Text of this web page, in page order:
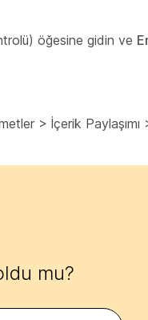
öğesine gidin ve
> İçerik
mu?